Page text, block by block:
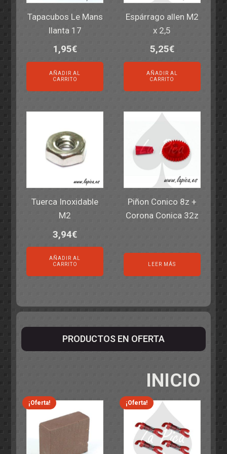
Tapacubos Le Mans
llanta 17
1,95€
AÑADIR AL
CARRITO
Espárrago allen M2
x 2,5
5,25€
AÑADIR AL
CARRITO
Tuerca Inoxidable
M2
3,94€
AÑADIR AL
CARRITO
Piñon Conico 8z +
Corona Conica 32z
LEER MÁS
PRODUCTOS EN OFERTA
INICIO
¡Oferta! ¡Oferta!